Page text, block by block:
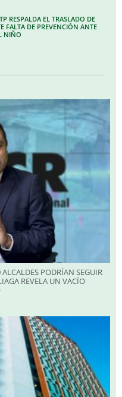
RESPALDA EL TRASLADO DE
FALTA DE PREVENCIÓN ANTE
NIÑO
PODRÍAN SEGUIR
REVELA UN VACÍO